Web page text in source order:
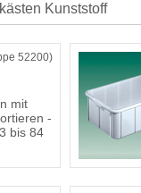
Kunststoff
52200)
mit
-
bis 84